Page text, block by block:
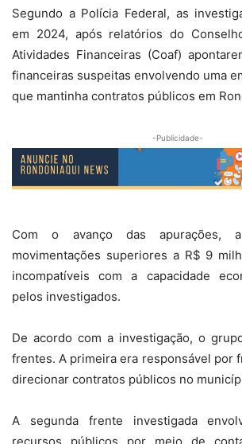
Segundo a Polícia Federal, as
em 2024, após relatórios do
Atividades Financeiras (Coaf)
financeiras suspeitas envolvendo uma
que mantinha contratos públicos em
-Publicidade-
Com o avanço das apurações,
movimentações superiores a R$ 9
incompatíveis com a capacidade
pelos investigados.
De acordo com a investigação, o
frentes. A primeira era responsável por
direcionar contratos públicos no
A segunda frente investigada
recursos públicos por meio de